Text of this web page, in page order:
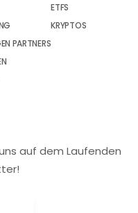
PARTNERS
ETFS
KRYPTOS
auf dem Laufenden